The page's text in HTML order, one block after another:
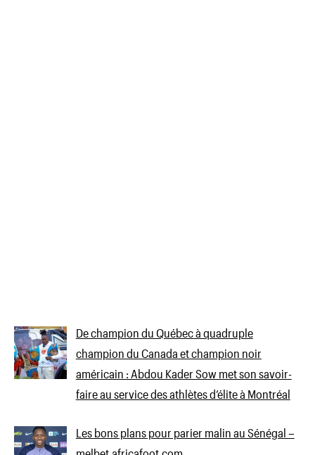
De champion du Québec à quadruple
champion du Canada et champion noir
américain : Abdou Kader Sow met son savoir-
faire au service des athlètes d’élite à Montréal
Les bons plans pour parier malin au Sénégal –